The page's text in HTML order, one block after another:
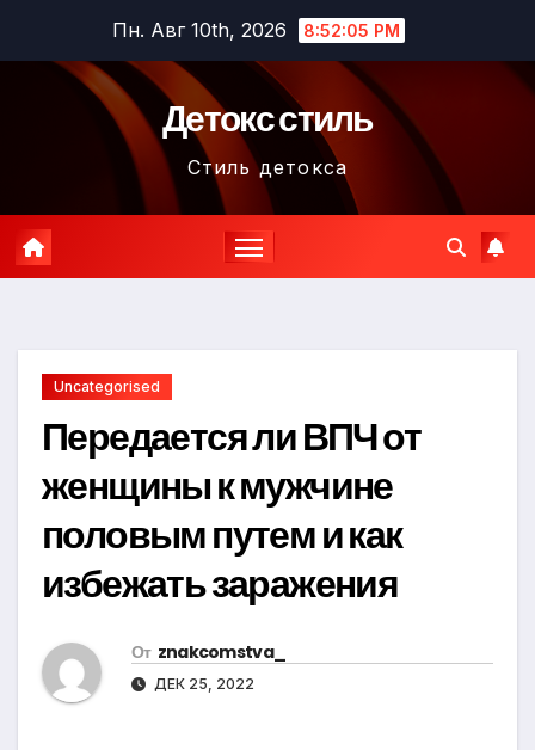
содержимому
Пн. Авг 10th, 2026 8:52:06 PM
Детокс стиль
Стиль детокса
Uncategorised
Передается ли ВПЧ от
женщины к мужчине
половым путем и как
избежать заражения
От znakcomstva_
ДЕК 25, 2022